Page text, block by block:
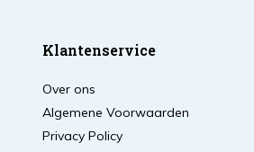
Klantenservice
Over ons
Algemene Voorwaarden
Privacy Policy